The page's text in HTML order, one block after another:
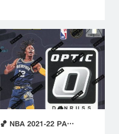
🏀 NBA 2021-22 PA…